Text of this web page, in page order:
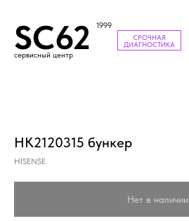
SC62 1999
сервисный центр
СРОЧНАЯ
ДИАГНОСТИКА
HK2120315 бункер
HISENSE
Нет в наличии